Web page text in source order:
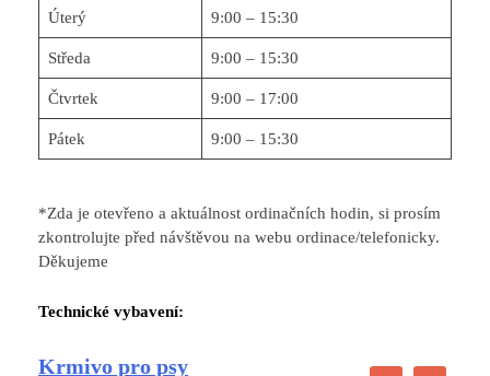
Úterý 9:00 – 15:30
Středa 9:00 – 15:30
Čtvrtek 9:00 – 17:00
Pátek 9:00 – 15:30
*Zda je otevřeno a aktuálnost ordinačních hodin, si prosím
zkontrolujte před návštěvou na webu ordinace/telefonicky.
Děkujeme
Technické vybavení:
Krmivo pro psy